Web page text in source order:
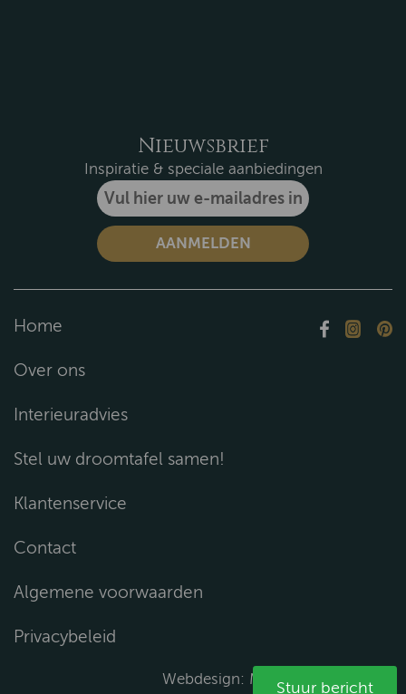
Nieuwsbrief
Inspiratie & speciale aanbiedingen
Home
Over ons
Interieuradvies
Stel uw droomtafel samen!
Klantenservice
Contact
Algemene voorwaarden
Privacybeleid
Webdesign: Media Solutions B.V.
Stuur bericht